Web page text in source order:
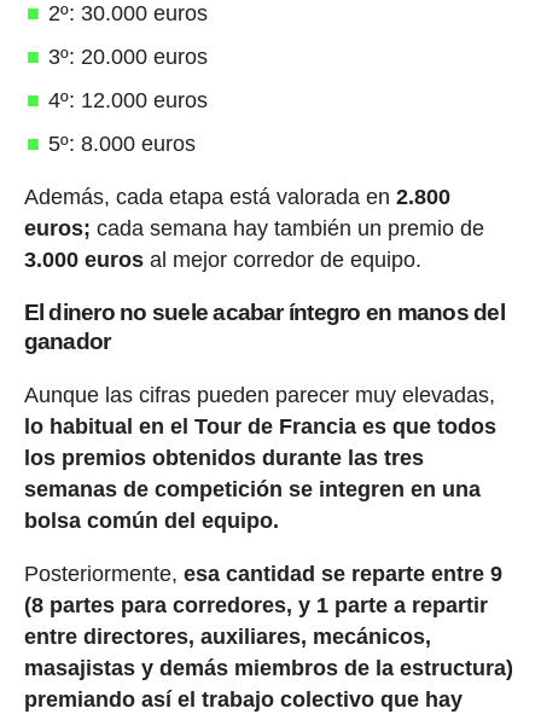
2º: 30.000 euros
3º: 20.000 euros
4º: 12.000 euros
5º: 8.000 euros
Además, cada etapa está valorada en 2.800
euros; cada semana hay también un premio de
3.000 eurosal mejor corredor de equipo.
El dinero no suele acabar íntegro en manos del
ganador
Aunque las cifras pueden parecer muy elevadas,
lo habitual en el Tour de Francia es que todos
los premios obtenidos durante las tres
semanas de competición se integren en una
bolsa común del equipo.
Posteriormente, esa cantidad se reparte entre 9
(8 partes para corredores, y 1 parte a repartir
entre directores, auxiliares, mecánicos,
masajistas y demás miembros de la estructura)
premiando así el trabajo colectivo que hay